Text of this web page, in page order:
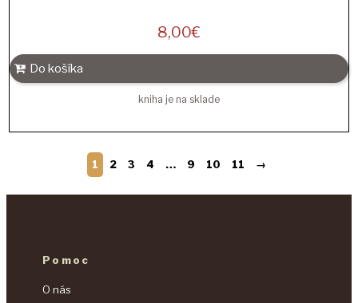
8,00€
Do košíka
kniha je na sklade
1 2 3 4 … 9 10 11 →
Pomoc
O nás